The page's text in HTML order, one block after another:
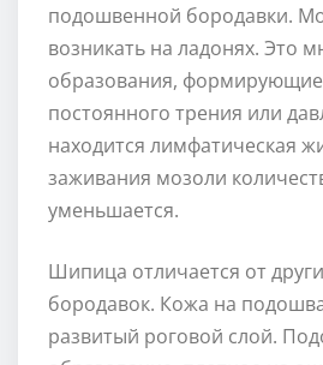
подошвенной бородавки.
возникать на ладонях. Это
образования,
постоянного трения или
находится лимфатическая
заживания мозоли
уменьшается.
Шипица отличается от
бородавок. Кожа на
развитый роговой слой.